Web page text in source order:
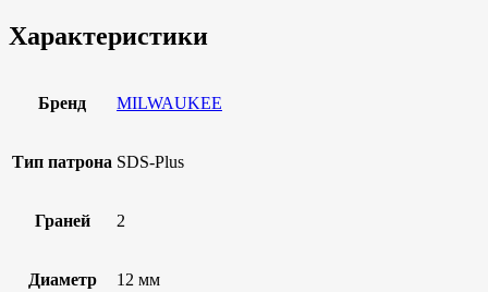
Характеристики
Бренд MILWAUKEE
Тип патрона SDS-Plus
Граней 2
Диаметр 12 мм